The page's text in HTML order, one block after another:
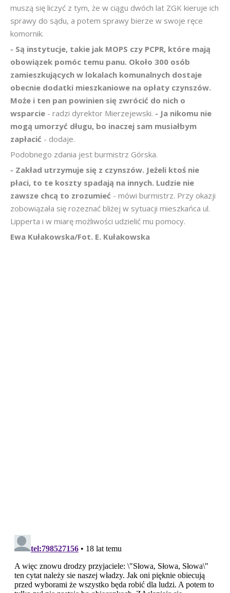
muszą się liczyć z tym, że w ciągu dwóch lat ZGK kieruje ich
sprawy do sądu, a potem sprawy bierze w swoje ręce
komornik.
- Są instytucje, takie jak MOPS czy PCPR, które mają
obowiązek pomóc temu panu. Około 300 osób
zamieszkujących w lokalach komunalnych dostaje
obecnie dodatki mieszkaniowe na opłaty czynszów.
Może i ten pan powinien się zwrócić do nich o
wsparcie - radzi dyrektor Mierzejewski. - Ja nikomu nie
mogą umorzyć długu, bo inaczej sam musiałbym
zapłacić - dodaje.
Podobnego zdania jest burmistrz Górska.
- Zakład utrzymuje się z czynszów. Jeżeli ktoś nie
płaci, to te koszty spadają na innych. Ludzie nie
zawsze chcą to zrozumieć - mówi burmistrz. Przy okazji
zobowiązała się rozeznać bliżej w sytuacji mieszkańca ul.
Lipperta i w miarę możliwości udzielić mu pomocy.
Ewa Kułakowska/Fot. E. Kułakowska